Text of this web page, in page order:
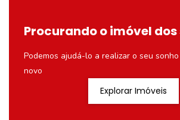
Procurando o imóvel dos
Podemos ajudá-lo a realizar o seu
novo
Explorar Imóveis